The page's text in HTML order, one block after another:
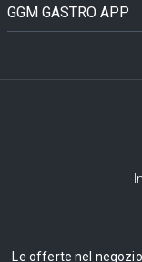
GGM GASTRO APP
Le offerte nel